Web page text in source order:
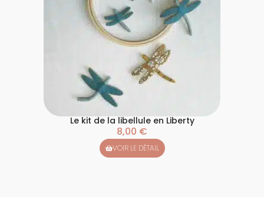
Le kit de la libellule en Liberty
8,00 €
VOIR LE DÉTAIL